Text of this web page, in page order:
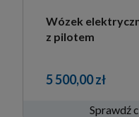
Wózek
z pilotem
5 500,00 zł
Sprawdź